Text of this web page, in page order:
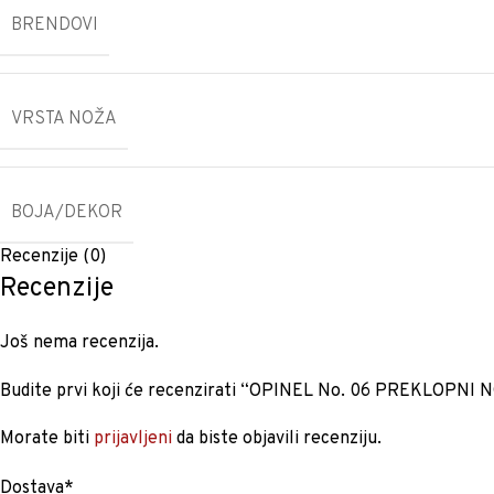
BRENDOVI
VRSTA NOŽA
BOJA/DEKOR
Recenzije (0)
Recenzije
Još nema recenzija.
Budite prvi koji će recenzirati “OPINEL No. 06 PREKLOPNI
Morate biti prijavljeni da biste objavili recenziju.
Dostava*